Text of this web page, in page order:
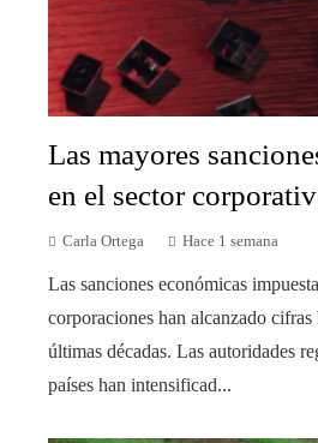
Las mayores
en el sector
Carla Ortega Hace 1 semana
Las sanciones económicas
corporaciones han alcanzado cifras
últimas décadas. Las autoridades
países han intensificad...